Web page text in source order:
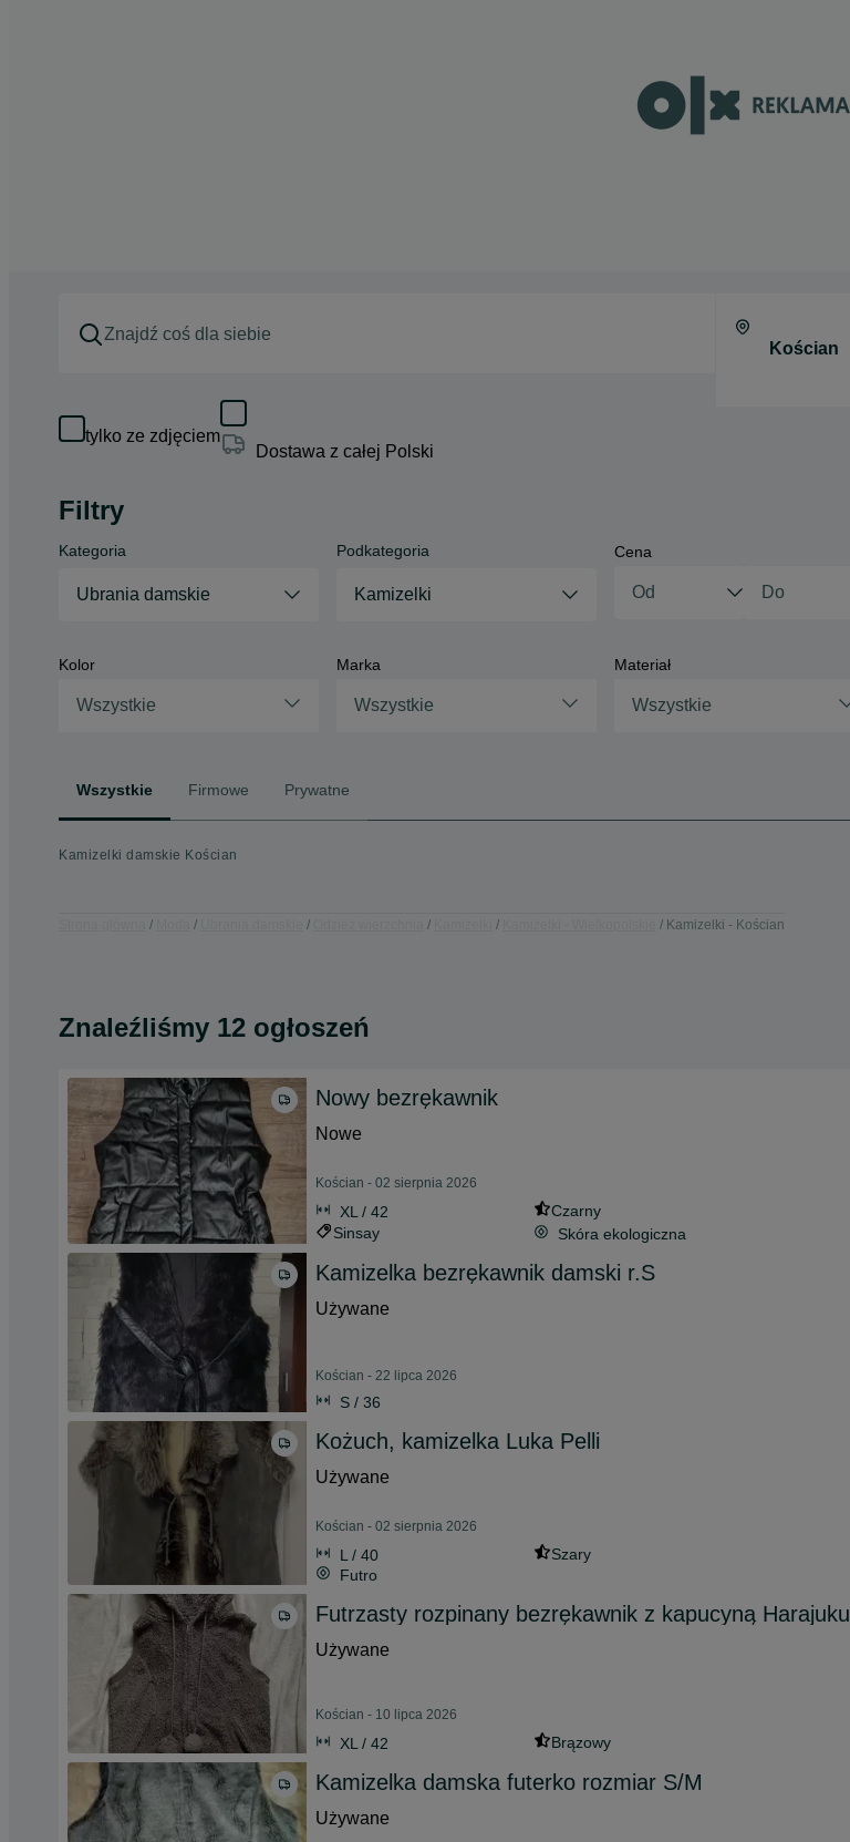
tylko ze zdjęciem
Dostawa z całej Polski
Filtry
Kategoria
Ubrania damskie
Podkategoria
Kamizelki
Cena
Kolor
Wszystkie
Marka
Wszystkie
Materiał
Wszystkie
Wszystkie Firmowe Prywatne
Kamizelki damskie Kościan
Kamizelki - Kościan
Znaleźliśmy 12 ogłoszeń
Nowy bezrękawnik
Nowe
Kościan - 02 sierpnia 2026
XL / 42
Czarny
Sinsay
Skóra ekologiczna
Kamizelka bezrękawnik damski r.S
Używane
Kościan - 22 lipca 2026
S / 36
Kożuch, kamizelka Luka Pelli
Używane
Kościan - 02 sierpnia 2026
L / 40
Szary
Futro
Futrzasty rozpinany bezrękawnik z kapucyną Harajuku
Używane
Kościan - 10 lipca 2026
XL / 42 Brązowy
Kamizelka damska futerko rozmiar S/M
Używane